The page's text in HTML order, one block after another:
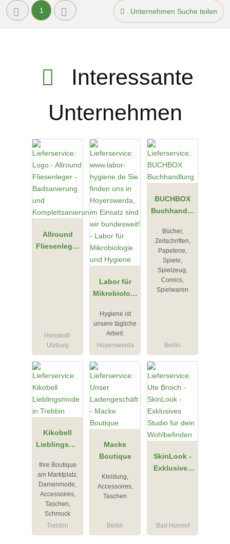
1 Unternehmen Suche teilen
Interessante
Unternehmen
Allround
Fliesenleger
Henstedt-
Ulzburg
Labor für
Mikrobiologi
Hygiene
Hygiene ist
unsere tägliche
Arbeit.
Hoyerswerda
BUCHBOX
Buchhandlu
Bücher,
Zeitschriften,
Papeterie,
Spiele,
Spielzeug,
Comics,
Spielwaren
Berlin
Kikobell
Lieblingsmo
Trebbin
Ihre Boutique
am Marktplatz,
Damenmode,
Accessoires,
Taschen,
Schmuck
Trebbin
Macke
Boutique
Kleidung,
Accessoires,
Taschen
Berlin
SkinLook -
Exklusives
Bad Honnef